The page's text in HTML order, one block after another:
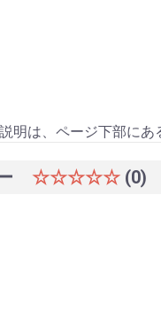
明は、ページ下部に
☆☆☆☆☆ (0)